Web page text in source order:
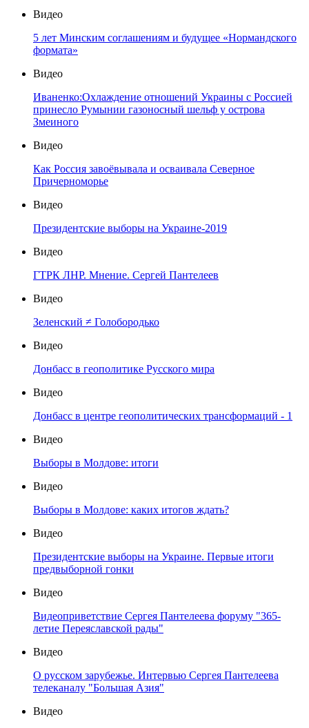
Видео
5 лет Минским соглашениям и будущее «Нормандского
формата»
Видео
Иваненко:Охлаждение отношений Украины с Россией
принесло Румынии газоносный шельф у острова
Змеиного
Видео
Как Россия завоёвывала и осваивала Северное
Причерноморье
Видео
Президентские выборы на Украине-2019
Видео
ГТРК ЛНР. Мнение. Сергей Пантелеев
Видео
Зеленский ≠ Голобородько
Видео
Донбасс в геополитике Русского мира
Видео
Донбасс в центре геополитических трансформаций - 1
Видео
Выборы в Молдове: итоги
Видео
Выборы в Молдове: каких итогов ждать?
Видео
Президентские выборы на Украине. Первые итоги
предвыборной гонки
Видео
Видеоприветствие Сергея Пантелеева форуму "365-
летие Переяславской рады"
Видео
О русском зарубежье. Интервью Сергея Пантелеева
телеканалу "Большая Азия"
Видео